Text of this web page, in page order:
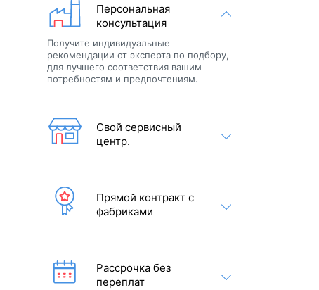
Персональная
консультация
Получите индивидуальные
рекомендации от эксперта по подбору,
для лучшего соответствия вашим
потребностям и предпочтениям.
Свой сервисный
центр.
Прямой контракт с
фабриками
Рассрочка без
переплат